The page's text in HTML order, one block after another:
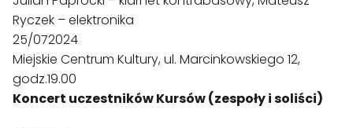
Ryczek – elektronika
25/072024
Miejskie Centrum Kultury, ul. Marcinkowskiego 12,
godz.19.00
Koncert uczestników Kursów (zespoły i soliści)